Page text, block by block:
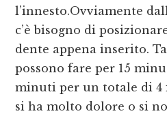
l’innesto.Ovviamente
c’è bisogno di
dente appena inserito.
possono fare per 15
minuti per un totale di 4
si ha molto dolore o si